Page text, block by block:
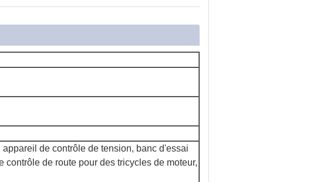
de contrôle de tension, banc d'essai
de route pour des tricycles de moteur,